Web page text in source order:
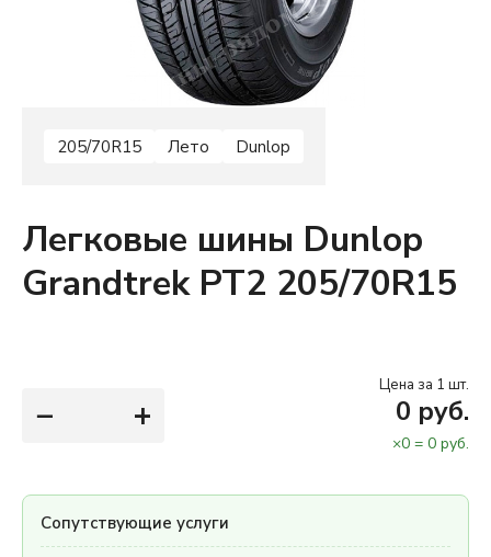
205/70R15 Лето Dunlop
Легковые шины Dunlop
Grandtrek PT2 205/70R15
− +
Цена за 1 шт.
0 руб.
×0 = 0 руб.
Сопутствующие услуги